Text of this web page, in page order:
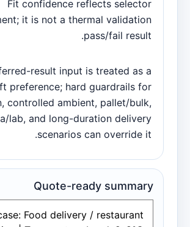
Fit confidence reflects selector
it is not a thermal validation
pass/fail result.
Preferred-result input is treated as a
soft preference; hard guardrails for
controlled ambient, pallet/bulk,
lab, and long-duration delivery
scenarios can override it.
Quote-ready summary